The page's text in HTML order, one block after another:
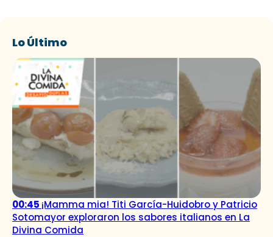
Lo Último
00:45 ¡Mamma mia! Titi García-Huidobro y Patricio
Sotomayor exploraron los sabores italianos en La
Divina Comida